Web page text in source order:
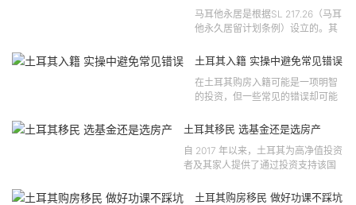
马耳他永居是根据SL 217.26（马耳
他永久居留计划条例）设立的。其
121 号法律公告，并随后根据2024
土耳其入籍 实操中避免常见错误
在土耳其购房入籍可能是一项明智
的投资，但一些常见的错误却可能
失。许多投资者轻信营销宣传或不
土耳其移民 选基金还是选房产
自 2017 年以来，土耳其为高净值投资
者及其家人提供了通过投资支持该国
会。 该计划的一大亮点在于其涵盖广
土耳其购房移民 做好功课不踩坑